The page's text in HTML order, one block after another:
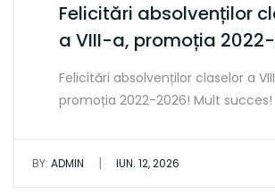
Felicitări absolvenților
a VIII-a, promoția
Felicitări absolvenților claselor a
promoția 2022-2026! Mult succes!
BY: ADMIN | IUN. 12, 2026